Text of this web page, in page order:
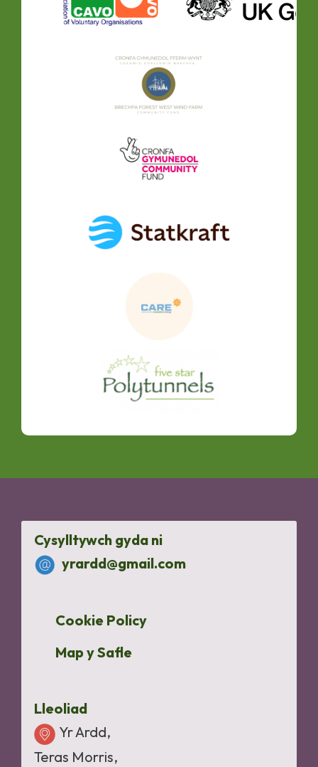
Cysylltywch gyda ni
yrardd@gmail.com
Cookie Policy
Map y Safle
Lleoliad
Yr Ardd,
Teras Morris,